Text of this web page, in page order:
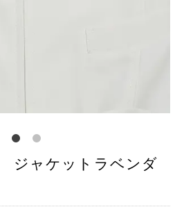
ャケットラベンダ